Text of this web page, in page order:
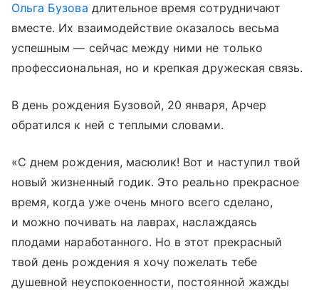
Ольга Бузова длительное время сотрудничают
вместе. Их взаимодействие оказалось весьма
успешным — сейчас между ними не только
профессиональная, но и крепкая дружеская связь.
В день рождения Бузовой, 20 января, Арчер
обратился к ней с теплыми словами.
«С днем рождения, масюлик! Вот и наступил твой
новый жизненный годик. Это реально прекрасное
время, когда уже очень много всего сделано,
и можно почивать на лаврах, наслаждаясь
плодами наработанного. Но в этот прекрасный
твой день рождения я хочу пожелать тебе
душевной неуспокоенности, постоянной жажды